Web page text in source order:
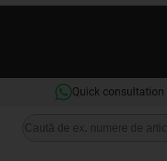
Quick